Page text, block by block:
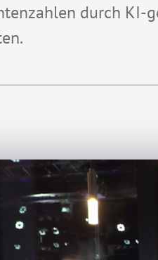
durch KI-